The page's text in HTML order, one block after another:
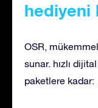
hediyeni
OSR,
sunar. hızlı
paketlere kadar: